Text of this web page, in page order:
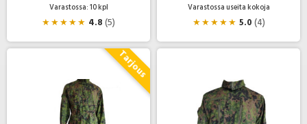
Varastossa: 10 kpl
★★★★★ 4.8(5)
Varastossa useita kokoja
★★★★★ 5.0(4)